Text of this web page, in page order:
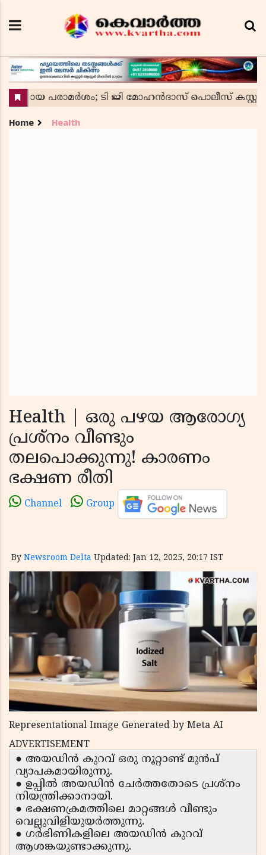
Home Health
Health | ഒരു പഴയ ആരോഗ്യ
പ്രശ്നം വീണ്ടും
തലപൊക്കുന്നു! കാരണം
ഭക്ഷണ രീതി
Channel Group
By Newsroom Delta Updated: Jan 12, 2025, 20:17 IST
Representational Image Generated by Meta AI
ADVERTISEMENT
● അയഡിൻ കുറവ് ഒരു നൂറ്റാണ്ട് മുൻപ്
വ്യാപകമായിരുന്നു.
● ഉപ്പിൽ അയഡിൻ ചേർത്തതോടെ പ്രശ്നം
നിയന്ത്രിക്കാനായി.
● ഭക്ഷണക്രമത്തിലെ മാറ്റങ്ങൾ വീണ്ടും
വെല്ലുവിളിയുയർത്തുന്നു.
● ഗർഭിണികളിലെ അയഡിൻ കുറവ്
ആശങ്കയുണ്ടാക്കുന്നു.